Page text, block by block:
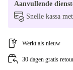
Aanvullende
Snelle kassa
Werkt als nieuw
30 dagen gratis